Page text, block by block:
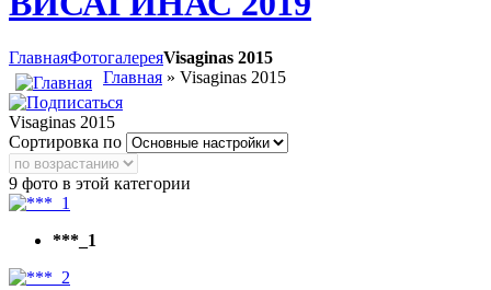
ГлавнаяФотогалереяVisaginas 2015
Главная » Visaginas 2015
Visaginas 2015
Сортировка по
9 фото в этой категории
***_1